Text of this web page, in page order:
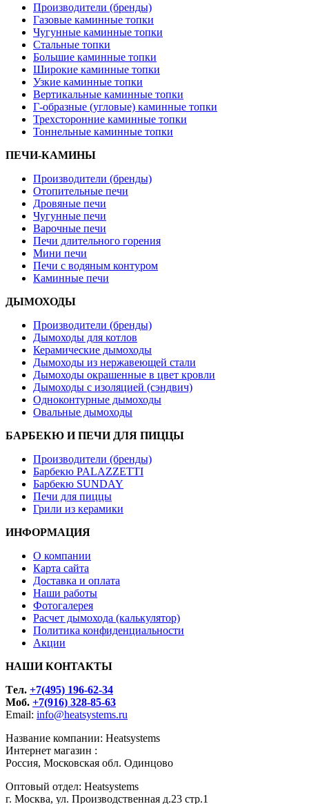
Производители (бренды)
Газовые каминные топки
Чугунные каминные топки
Стальные топки
Большие каминные топки
Широкие каминные топки
Узкие каминные топки
Вертикальные каминные топки
Г-образные (угловые) каминные топки
Трехсторонние каминные топки
Тоннельные каминные топки
ПЕЧИ-КАМИНЫ
Производители (бренды)
Отопительные печи
Дровяные печи
Чугунные печи
Варочные печи
Печи длительного горения
Мини печи
Печи с водяным контуром
Каминные печи
ДЫМОХОДЫ
Производители (бренды)
Дымоходы для котлов
Керамические дымоходы
Дымоходы из нержавеющей стали
Дымоходы окрашенные в цвет кровли
Дымоходы с изоляцией (сэндвич)
Одноконтурные дымоходы
Овальные дымоходы
БАРБЕКЮ И ПЕЧИ ДЛЯ ПИЦЦЫ
Производители (бренды)
Барбекю PALAZZETTI
Барбекю SUNDAY
Печи для пиццы
Грили из керамики
ИНФОРМАЦИЯ
О компании
Карта сайта
Доставка и оплата
Наши работы
Фотогалерея
Расчет дымохода (калькулятор)
Политика конфиденциальности
Акции
НАШИ КОНТАКТЫ
Tел. +7(495) 196-62-34
Моб. +7(916) 328-85-63
Email: info@heatsystems.ru
Название компании: Heatsystems
Интернет магазин :
Россия, Московская обл. Одинцово
Оптовый отдел: Heatsystems
г. Москва, ул. Производственная д.23 стр.1